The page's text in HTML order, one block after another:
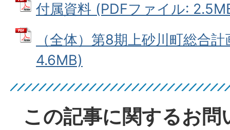
付属資料 (PDFファイル:
（全体）第8期上砂川町総合
4.6MB)
この記事に関するお問